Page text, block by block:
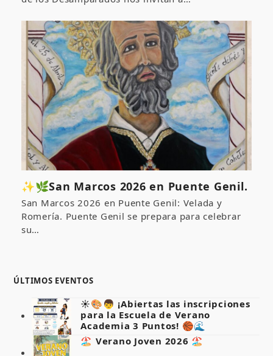
✨🌿San Marcos 2026 en Puente Genil.
San Marcos 2026 en Puente Genil: Velada y
Romería. Puente Genil se prepara para celebrar
su…
ÚLTIMOS EVENTOS
☀️🎨👦 ¡Abiertas las inscripciones
para la Escuela de Verano
Academia 3 Puntos! 🏀🌊
🏖️ Verano Joven 2026 🏖️